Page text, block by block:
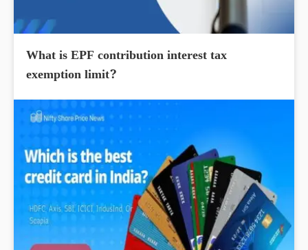
What is EPF contribution interest tax
exemption limit?